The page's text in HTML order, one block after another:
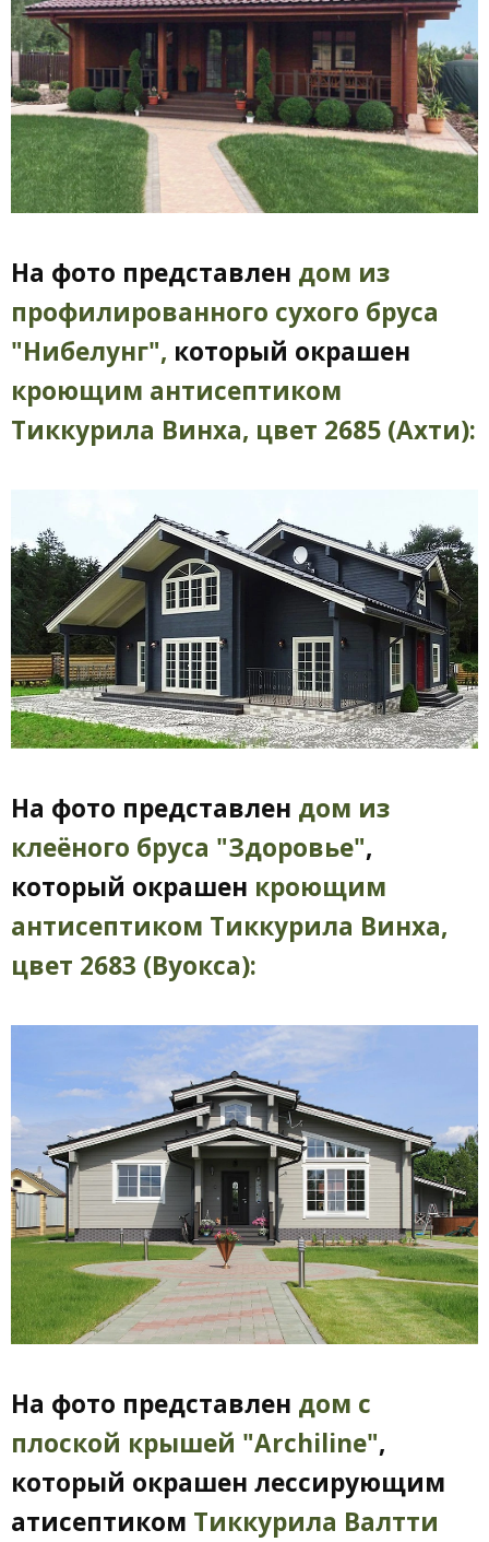
На фото представлен дом из
профилированного сухого бруса
"Нибелунг", который окрашен
кроющим антисептиком
Тиккурила Винха, цвет 2685 (Ахти):
На фото представлен дом из
клеёного бруса "Здоровье",
который окрашен кроющим
антисептиком Тиккурила Винха,
цвет 2683 (Вуокса):
На фото представлен дом с
плоской крышей "Archiline",
который окрашен лессирующим
атисептиком Тиккурила Валтти